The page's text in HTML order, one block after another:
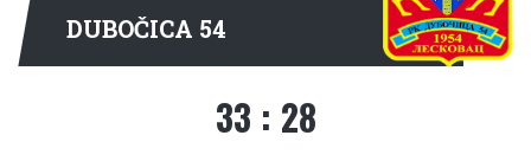
DUBOČICA 54
33 : 28